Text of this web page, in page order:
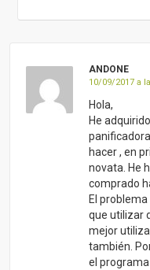
ANDONE
10/09/2017 a
Hola,
He
hacer , en
novata. He
comprado
El
que utilizar
mejor
también.
el